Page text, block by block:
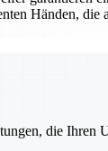
Händen, die
die Ihren